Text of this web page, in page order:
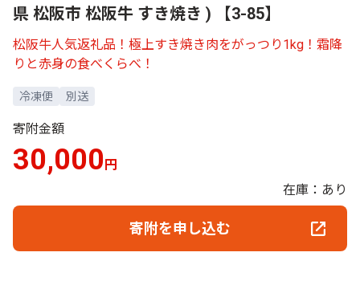
県 松阪市 松阪牛 すき焼き ) 【3-85】
松阪牛人気返礼品！極上すき焼き肉をがっつり1kg！霜降
りと赤身の食べくらべ！
冷凍便 別送
寄附金額
30,000 円
在庫：あり
寄附を申し込む